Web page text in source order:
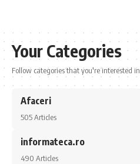
Your Categories
Follow categories that you're interested in
Afaceri
505 Articles
informateca.ro
490 Articles